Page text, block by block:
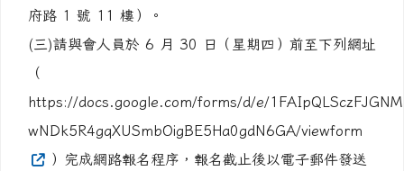
府路 1 號 11 樓）。
(三)請與會人員於 6 月 30 日（星期四）前至下列網址
（
）完成網路報名程序，報名截止後以電子郵件發送